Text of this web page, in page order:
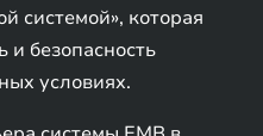
системой», которая
и безопасность
условиях.